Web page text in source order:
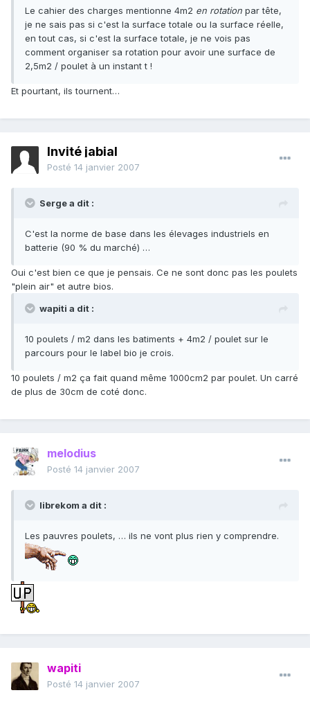
Le cahier des charges mentionne 4m2 en rotation par tête,
je ne sais pas si c'est la surface totale ou la surface réelle,
en tout cas, si c'est la surface totale, je ne vois pas
comment organiser sa rotation pour avoir une surface de
2,5m2 / poulet à un instant t !
Et pourtant, ils tournent…
Invité jabial
Posté 14 janvier 2007
Serge a dit :
C'est la norme de base dans les élevages industriels en
batterie (90 % du marché) …
Oui c'est bien ce que je pensais. Ce ne sont donc pas les poulets
"plein air" et autre bios.
wapiti a dit :
10 poulets / m2 dans les batiments + 4m2 / poulet sur le
parcours pour le label bio je crois.
10 poulets / m2 ça fait quand même 1000cm2 par poulet. Un carré
de plus de 30cm de coté donc.
melodius
Posté 14 janvier 2007
librekom a dit :
Les pauvres poulets, … ils ne vont plus rien y comprendre.
wapiti
Posté 14 janvier 2007